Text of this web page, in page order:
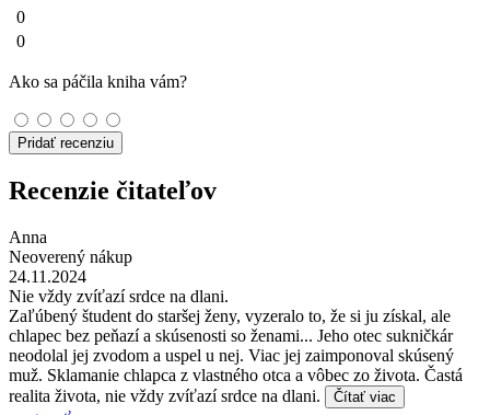
0
0
Ako sa páčila kniha vám?
Pridať recenziu
Recenzie čitateľov
Anna
Neoverený nákup
24.11.2024
Nie vždy zvíťazí srdce na dlani.
Zaľúbený študent do staršej ženy, vyzeralo to, že si ju získal, ale
chlapec bez peňazí a skúsenosti so ženami... Jeho otec sukničkár
neodolal jej zvodom a uspel u nej. Viac jej zaimponoval skúsený
muž. Sklamanie chlapca z vlastného otca a vôbec zo života. Častá
realita života, nie vždy zvíťazí srdce na dlani.
Čítať viac